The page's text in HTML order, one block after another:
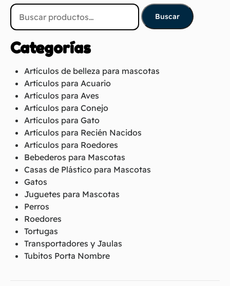
Buscar
Categorías
Artículos de belleza para mascotas
Artículos para Acuario
Artículos para Aves
Artículos para Conejo
Artículos para Gato
Artículos para Recién Nacidos
Artículos para Roedores
Bebederos para Mascotas
Casas de Plástico para Mascotas
Gatos
Juguetes para Mascotas
Perros
Roedores
Tortugas
Transportadores y Jaulas
Tubitos Porta Nombre